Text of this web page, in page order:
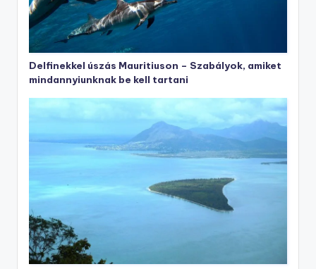
Delfinekkel úszás Mauritiuson – Szabályok, amiket
mindannyiunknak be kell tartani